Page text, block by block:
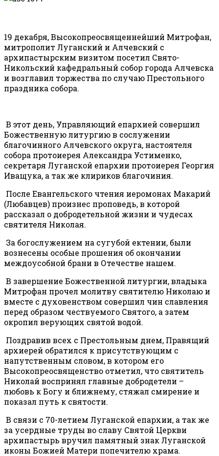
19 декабря, Высокопреосвященнейший Митрофан,
митрополит Луганский и Алчевский с
архипастырским визитом посетил Свято-
Никольский кафедральный собор города Алчевска
и возглавил торжества по случаю Престольного
праздника собора.
В этот день, Управляющий епархией совершил
Божественную литургию в сослужении
благочинного Алчевского округа, настоятеля
собора протоиерея Александра Устименко,
секретаря Луганской епархии протоиерея Георгия
Иващука, а так же клириков благочиния.
После Евангельского чтения иеромонах Макарий
(Любавцев) произнес проповедь, в которой
рассказал о добродетельной жизни и чудесах
святителя Николая.
За богослужением на сугубой ектении, были
вознесены особые прошения об окончании
междоусобной брани в Отечестве нашем.
В завершение Божественной литургии, владыка
Митрофан прочел молитву святителю Николаю и
вместе с духовенством совершил чин славления
перед образом чествуемого Святого, а затем
окропил верующих святой водой.
Поздравив всех с Престольным днем, Правящий
архиерей обратился к присутствующим с
напутственным словом, в котором его
Высокопреосвященство отметил, что святитель
Николай воспринял главные добродетели –
любовь к Богу и ближнему, стяжал смирение и
показал путь к святости.
В связи с 70-летием Луганской епархии, а так же
за усердные труды во славу Святой Церкви
архипастырь вручил памятный знак Луганской
иконы Божией Матери попечителю храма.